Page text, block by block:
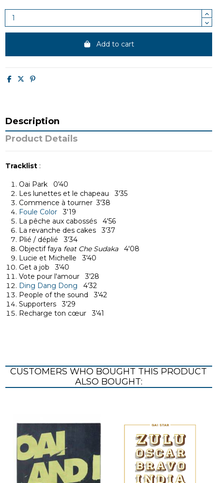
Add to cart
Description
Product Details
Tracklist:
Oai Park 0'40
Les lunettes et le chapeau 3'35
Commence à tourner 3'38
Foule Color3'19
La pêche aux cabossés 4'56
La revanche des cakes 3'37
Plié / déplié 3'34
Objectif faya feat Che Sudaka
4'08
Lucie et Michelle 3'40
Get a job 3'40
Vote pour l'amour 3'28
Ding Dang Dong 4'32
People of the sound 3'42
Supporters 3'29
Recharge ton cœur 3'41
CUSTOMERS WHO BOUGHT THIS PRODUCT
ALSO BOUGHT: